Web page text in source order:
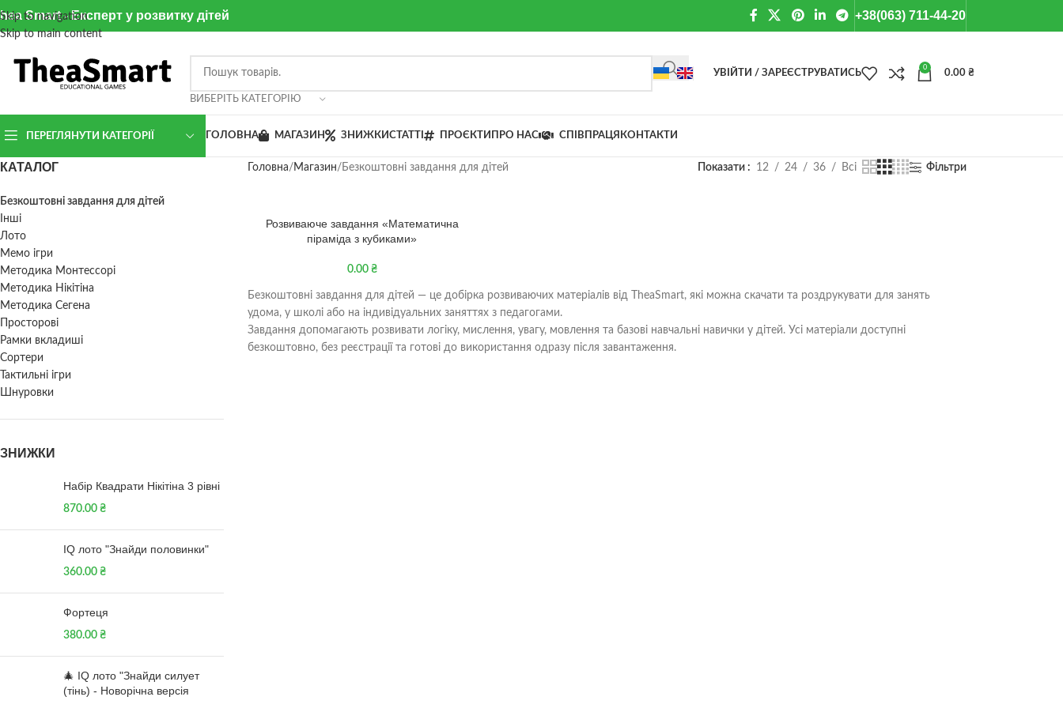
Skip to navigation
Skip to main content
Smart - Експерт у розвитку дітей +38(063) 711-44-20
ВИБЕРІТЬ КАТЕГОРІЮ
УВІЙТИ / ЗАРЕЄСТРУВАТИСЬ
0
0.00 ₴
ПЕРЕГЛЯНУТИ КАТЕГОРІЇ ГОЛОВНА МАГАЗИН ЗНИЖКИСТАТТІ ПРОЄКТИ ПРО НАС СПІВПРАЦЯ КОНТАКТИ
КАТАЛОГ
Безкоштовні завдання для дітей
Інші
Лото
Мемо ігри
Методика Монтессорі
Методика Нікітіна
Методика Сегена
Просторові
Рамки вкладиші
Сортери
Тактильні ігри
Шнуровки
ЗНИЖКИ
Набір Квадрати Нікітіна 3 рівні
870.00 ₴
IQ лото "Знайди половинки"
360.00 ₴
Фортеця
380.00 ₴
🎄 IQ лото "Знайди силует
(тінь) - Новорічна версія
Головна Магазин Безкоштовні завдання для дітей Показати 12 24 36 Всі Фільтри
Розвиваюче завдання «Математична
піраміда з кубиками»
0.00 ₴
Безкоштовні завдання для дітей — це добірка розвиваючих матеріалів від TheaSmart, які можна скачати та роздрукувати для занять
удома, у школі або на індивідуальних заняттях з педагогами.
Завдання допомагають розвивати логіку, мислення, увагу, мовлення та базові навчальні навички у дітей. Усі матеріали доступні
безкоштовно, без реєстрації та готові до використання одразу після завантаження.